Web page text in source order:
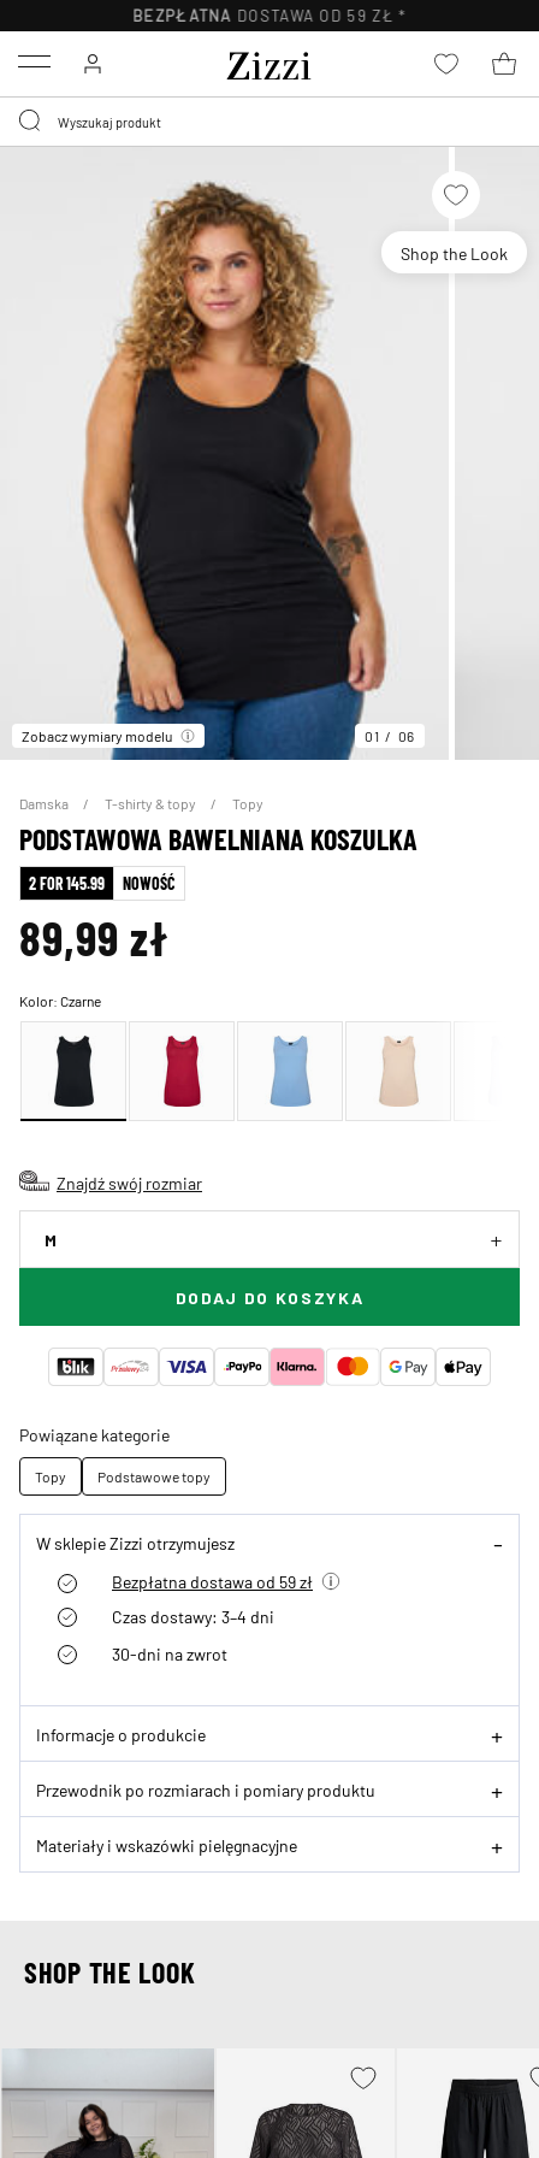
BEZPŁATNA DOSTAWA OD 59 ZŁ *
Menu
Shop the Look
Zobacz wymiary modelu 01 06
Damska T-shirty & topy Topy
PODSTAWOWA BAWELNIANA KOSZULKA
2 FOR 145.99 NOWOŚĆ
89,99 zł
Kolor:Czarne
Znajdź swój rozmiar
M
DODAJ DO KOSZYKA
Powiązane kategorie
Topy Podstawowe topy
W sklepie Zizzi otrzymujesz
Bezpłatna dostawa od 59 zł
Czas dostawy: 3–4 dni
30-dni na zwrot
Informacje o produkcie
Przewodnik po rozmiarach i pomiary produktu
Materiały i wskazówki pielęgnacyjne
SHOP THE LOOK